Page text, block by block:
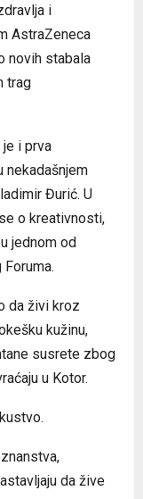
i
AstraZeneca
novih stabala
trag
i prva
nekadašnjem
Đurić. U
o kreativnosti,
jednom od
da živi kroz
kužinu,
susrete zbog
u Kotor.
da žive